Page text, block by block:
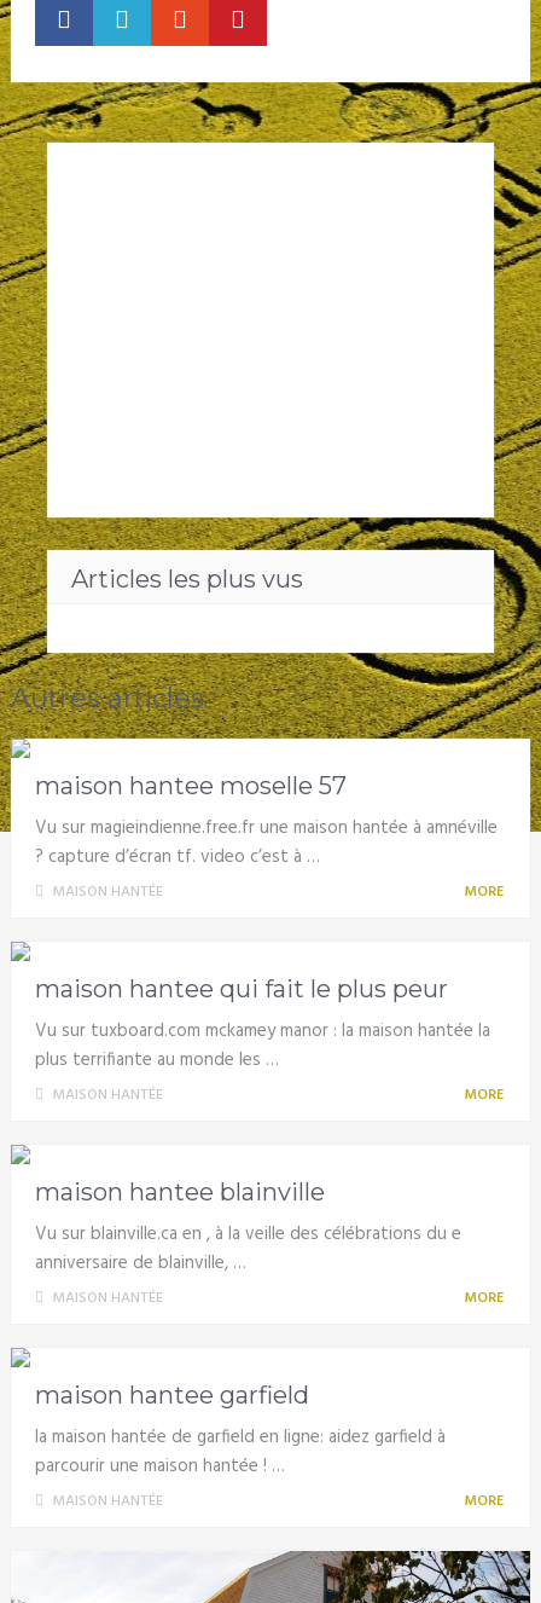
Articles les plus vus
Autres articles
maison hantee moselle 57
Vu sur magieindienne.free.fr une maison hantée à amnéville
? capture d’écran tf. video c’est à …
MAISON HANTÉE MORE
maison hantee qui fait le plus peur
Vu sur tuxboard.com mckamey manor : la maison hantée la
plus terrifiante au monde les …
MAISON HANTÉE MORE
maison hantee blainville
Vu sur blainville.ca en , à la veille des célébrations du e
anniversaire de blainville, …
MAISON HANTÉE MORE
maison hantee garfield
la maison hantée de garfield en ligne: aidez garfield à
parcourir une maison hantée ! …
MAISON HANTÉE MORE